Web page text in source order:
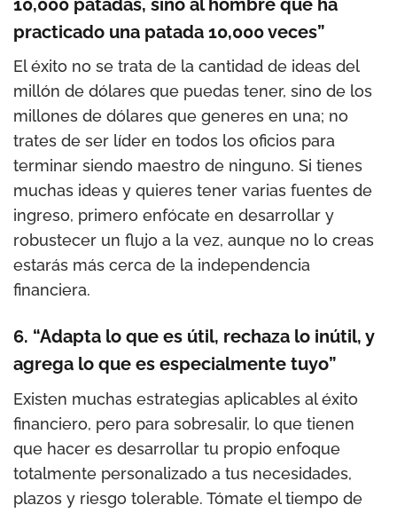
practicado una patada 10,000 veces”
El éxito no se trata de la cantidad de ideas del
millón de dólares que puedas tener, sino de los
millones de dólares que generes en una; no
trates de ser líder en todos los oficios para
terminar siendo maestro de ninguno. Si tienes
muchas ideas y quieres tener varias fuentes de
ingreso, primero enfócate en desarrollar y
robustecer un flujo a la vez, aunque no lo creas
estarás más cerca de la independencia
financiera.
6. “Adapta lo que es útil, rechaza lo inútil, y
agrega lo que es especialmente tuyo”
Existen muchas estrategias aplicables al éxito
financiero, pero para sobresalir, lo que tienen
que hacer es desarrollar tu propio enfoque
totalmente personalizado a tus necesidades,
plazos y riesgo tolerable. Tómate el tiempo de